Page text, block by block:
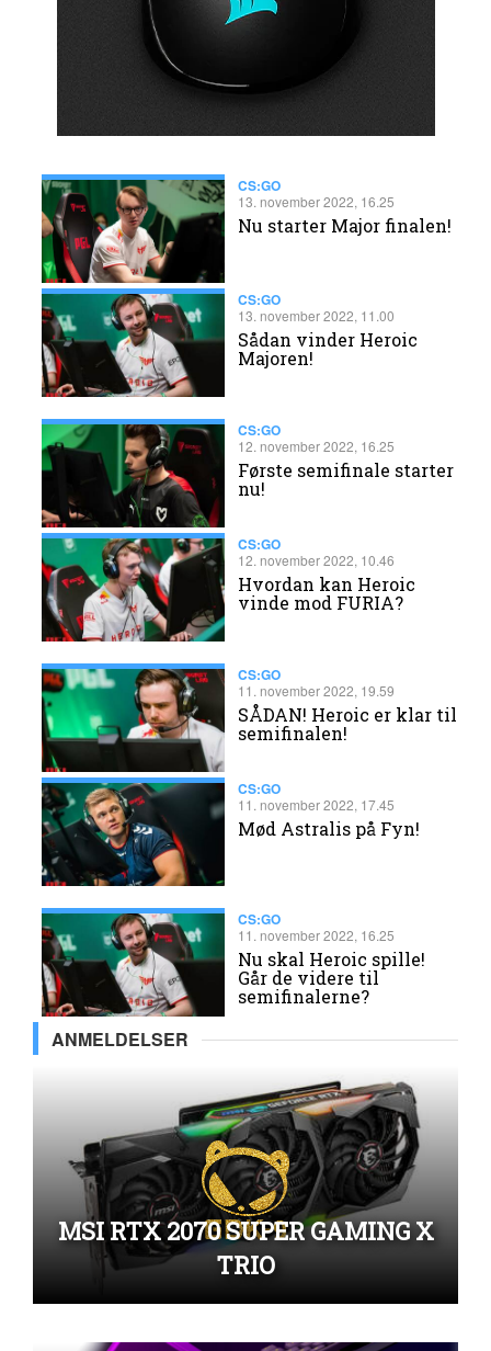
CS:GO
13. november 2022, 16.25
Nu starter Major finalen!
CS:GO
13. november 2022, 11.00
Sådan vinder Heroic
Majoren!
CS:GO
12. november 2022, 16.25
Første semifinale starter
nu!
CS:GO
12. november 2022, 10.46
​Hvordan kan Heroic
vinde mod FURIA?
CS:GO
11. november 2022, 19.59
SÅDAN! Heroic er klar til
semifinalen!
CS:GO
11. november 2022, 17.45
Mød Astralis på Fyn!
CS:GO
11. november 2022, 16.25
Nu skal Heroic spille!
Går de videre til
semifinalerne?
ANMELDELSER
MSI RTX 2070 SUPER GAMING X
TRIO